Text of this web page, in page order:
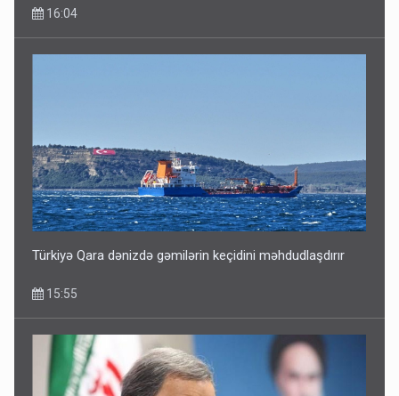
16:04
Türkiyə Qara dənizdə gəmilərin keçidini məhdudlaşdırır
15:55